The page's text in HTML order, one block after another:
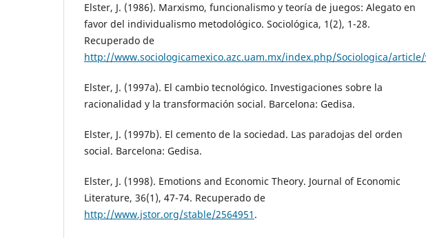
Elster, J. (1986). Marxismo, funcionalismo y teoría de juegos: Alegato en
favor del individualismo metodológico. Sociológica, 1(2), 1-28.
Recuperado de
http://www.sociologicamexico.azc.uam.mx/index.php/Sociologica/
Elster, J. (1997a). El cambio tecnológico. Investigaciones sobre la
racionalidad y la transformación social. Barcelona: Gedisa.
Elster, J. (1997b). El cemento de la sociedad. Las paradojas del orden
social. Barcelona: Gedisa.
Elster, J. (1998). Emotions and Economic Theory. Journal of Economic
Literature, 36(1), 47-74. Recuperado de
http://www.jstor.org/stable/2564951 .